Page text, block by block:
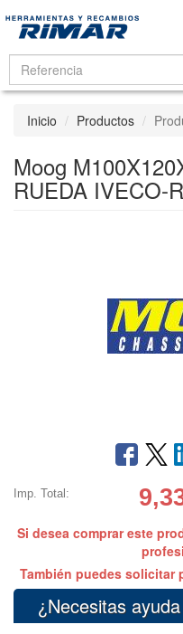
Inicio Productos
Moog
RUEDA IVECO-
Imp. Total:
Si desea comprar este
También puedes solicitar
¿Necesitas